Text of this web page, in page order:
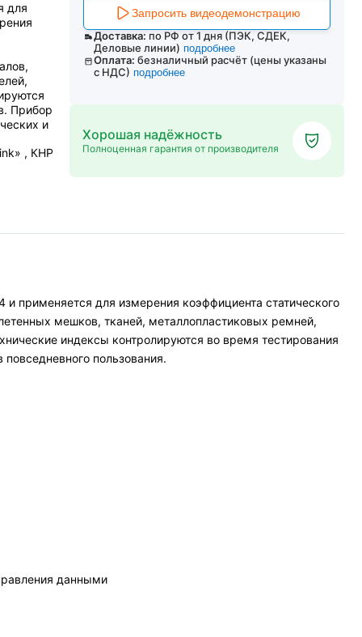
для
Прибор
и
, КНР
Запросить видеодемонстрацию
Доставка: по РФ от 1 дня (ПЭК, СДЕК,
Деловые линии) подробнее
Оплата: безналичный расчёт (цены указаны
с НДС) подробнее
Хорошая надёжность
Полноценная гарантия от производителя
и применяется для измерения коэффициента статического
мешков, тканей, металлопластиковых ремней,
индексы контролируются во время тестирования
пользования.
данными